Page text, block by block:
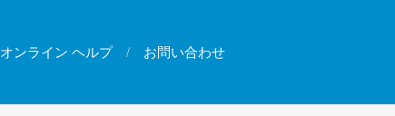
オンライン ヘルプ お問い合わせ